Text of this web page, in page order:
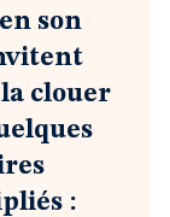
son
clouer
: